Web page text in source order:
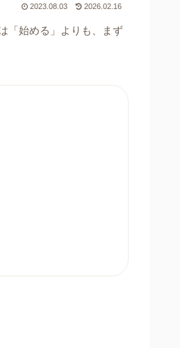
2023.08.03 2026.02.16
「始める」よりも、まず